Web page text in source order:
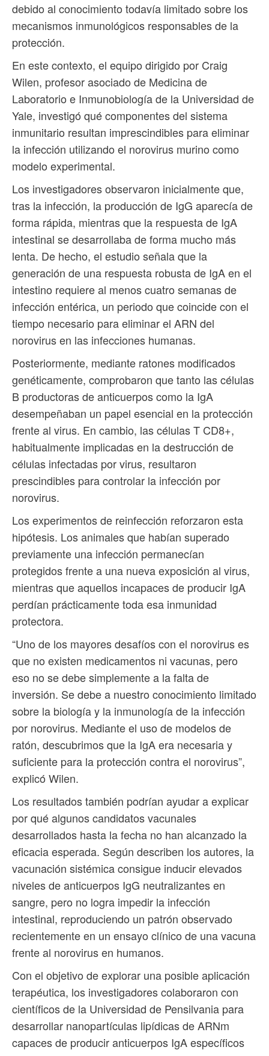
debido al conocimiento todavía limitado sobre los
mecanismos inmunológicos responsables de la
protección.
En este contexto, el equipo dirigido por Craig
Wilen, profesor asociado de Medicina de
Laboratorio e Inmunobiología de la Universidad de
Yale, investigó qué componentes del sistema
inmunitario resultan imprescindibles para eliminar
la infección utilizando el norovirus murino como
modelo experimental.
Los investigadores observaron inicialmente que,
tras la infección, la producción de IgG aparecía de
forma rápida, mientras que la respuesta de IgA
intestinal se desarrollaba de forma mucho más
lenta. De hecho, el estudio señala que la
generación de una respuesta robusta de IgA en el
intestino requiere al menos cuatro semanas de
infección entérica, un periodo que coincide con el
tiempo necesario para eliminar el ARN del
norovirus en las infecciones humanas.
Posteriormente, mediante ratones modificados
genéticamente, comprobaron que tanto las células
B productoras de anticuerpos como la IgA
desempeñaban un papel esencial en la protección
frente al virus. En cambio, las células T CD8+,
habitualmente implicadas en la destrucción de
células infectadas por virus, resultaron
prescindibles para controlar la infección por
norovirus.
Los experimentos de reinfección reforzaron esta
hipótesis. Los animales que habían superado
previamente una infección permanecían
protegidos frente a una nueva exposición al virus,
mientras que aquellos incapaces de producir IgA
perdían prácticamente toda esa inmunidad
protectora.
“Uno de los mayores desafíos con el norovirus es
que no existen medicamentos ni vacunas, pero
eso no se debe simplemente a la falta de
inversión. Se debe a nuestro conocimiento limitado
sobre la biología y la inmunología de la infección
por norovirus. Mediante el uso de modelos de
ratón, descubrimos que la IgA era necesaria y
suficiente para la protección contra el norovirus”,
explicó Wilen.
Los resultados también podrían ayudar a explicar
por qué algunos candidatos vacunales
desarrollados hasta la fecha no han alcanzado la
eficacia esperada. Según describen los autores, la
vacunación sistémica consigue inducir elevados
niveles de anticuerpos IgG neutralizantes en
sangre, pero no logra impedir la infección
intestinal, reproduciendo un patrón observado
recientemente en un ensayo clínico de una vacuna
frente al norovirus en humanos.
Con el objetivo de explorar una posible aplicación
terapéutica, los investigadores colaboraron con
científicos de la Universidad de Pensilvania para
desarrollar nanopartículas lipídicas de ARNm
capaces de producir anticuerpos IgA específicos